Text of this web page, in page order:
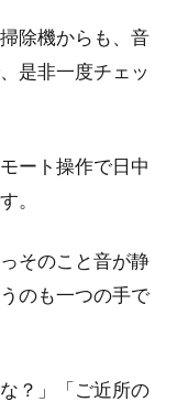
除機からも、音
是非一度チェッ
ート操作で日中
。
そのこと音が静
のも一つの手で
？」「ご近所の